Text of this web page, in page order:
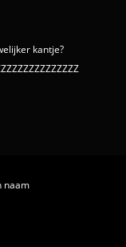
kantje?
naam